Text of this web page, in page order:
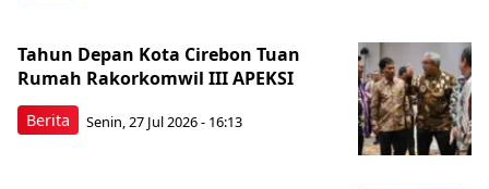
Berita
Tahun Depan Kota Cirebon Tuan
Rumah Rakorkomwil III APEKSI
Senin, 27 Jul 2026 - 16:13